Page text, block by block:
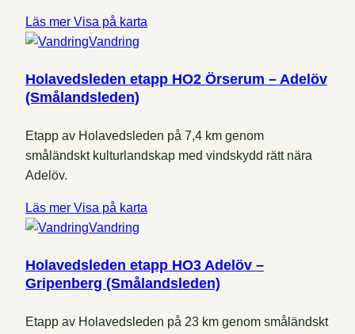
Läs mer Visa på karta
Vandring
Holavedsleden etapp HO2 Örserum – Adelöv
(Smålandsleden)
Etapp av Holavedsleden på 7,4 km genom
småländskt kulturlandskap med vindskydd rätt nära
Adelöv.
Läs mer Visa på karta
Vandring
Holavedsleden etapp HO3 Adelöv –
Gripenberg (Smålandsleden)
Etapp av Holavedsleden på 23 km genom småländskt